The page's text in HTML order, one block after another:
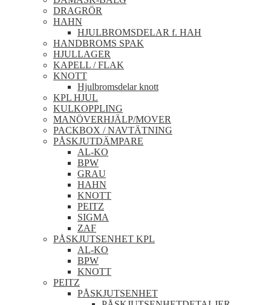
DRAGRÖR
HAHN
HJULBROMSDELAR f. HAH
HANDBROMS SPAK
HJULLAGER
KAPELL / FLAK
KNOTT
Hjulbromsdelar knott
KPL HJUL
KULKOPPLING
MANÖVERHJÄLP/MOVER
PACKBOX / NAVTÄTNING
PÅSKJUTDÄMPARE
AL-KO
BPW
GRAU
HAHN
KNOTT
PEITZ
SIGMA
ZAF
PÅSKJUTSENHET KPL
AL-KO
BPW
KNOTT
PEITZ
PÅSKJUTSENHET